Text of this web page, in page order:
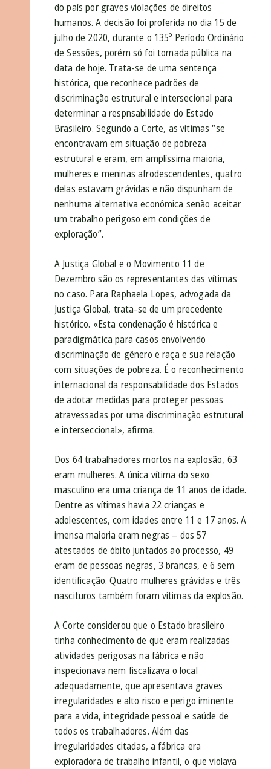
do país por graves violações de direitos
humanos. A decisão foi proferida no dia 15 de
julho de 2020, durante o 135º Período Ordinário
de Sessões, porém só foi tornada pública na
data de hoje. Trata-se de uma sentença
histórica, que reconhece padrões de
discriminação estrutural e intersecional para
determinar a respnsabilidade do Estado
Brasileiro. Segundo a Corte, as vítimas “se
encontravam em situação de pobreza
estrutural e eram, em amplíssima maioria,
mulheres e meninas afrodescendentes, quatro
delas estavam grávidas e não dispunham de
nenhuma alternativa econômica senão aceitar
um trabalho perigoso em condições de
exploração”.
A Justiça Global e o Movimento 11 de
Dezembro são os representantes das vítimas
no caso. Para Raphaela Lopes, advogada da
Justiça Global, trata-se de um precedente
histórico. «Esta condenação é histórica e
paradigmática para casos envolvendo
discriminação de gênero e raça e sua relação
com situações de pobreza. É o reconhecimento
internacional da responsabilidade dos Estados
de adotar medidas para proteger pessoas
atravessadas por uma discriminação estrutural
e interseccional», afirma.
Dos 64 trabalhadores mortos na explosão, 63
eram mulheres. A única vítima do sexo
masculino era uma criança de 11 anos de idade.
Dentre as vítimas havia 22 crianças e
adolescentes, com idades entre 11 e 17 anos. A
imensa maioria eram negras – dos 57
atestados de óbito juntados ao processo, 49
eram de pessoas negras, 3 brancas, e 6 sem
identificação. Quatro mulheres grávidas e três
nascituros também foram vítimas da explosão.
A Corte considerou que o Estado brasileiro
tinha conhecimento de que eram realizadas
atividades perigosas na fábrica e não
inspecionava nem fiscalizava o local
adequadamente, que apresentava graves
irregularidades e alto risco e perigo iminente
para a vida, integridade pessoal e saúde de
todos os trabalhadores. Além das
irregularidades citadas, a fábrica era
exploradora de trabalho infantil, o que violava